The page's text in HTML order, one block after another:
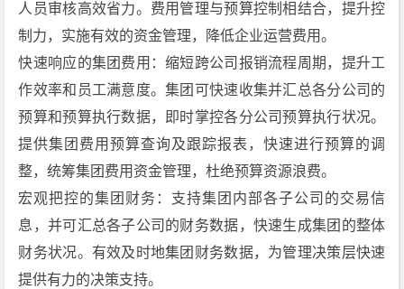
人员审核高效省力。费用管理与预算控制相结合，提升控
制力，实施有效的资金管理，降低企业运营费用。
快速响应的集团费用：缩短跨公司报销流程周期，提升工
作效率和员工满意度。集团可快速收集并汇总各分公司的
预算和预算执行数据，即时掌控各分公司预算执行状况。
提供集团费用预算查询及跟踪报表，快速进行预算的调
整，统筹集团费用资金管理，杜绝预算资源浪费。
宏观把控的集团财务：支持集团内部各子公司的交易信
息，并可汇总各子公司的财务数据，快速生成集团的整体
财务状况。有效及时地集团财务数据，为管理决策层快速
提供有力的决策支持。